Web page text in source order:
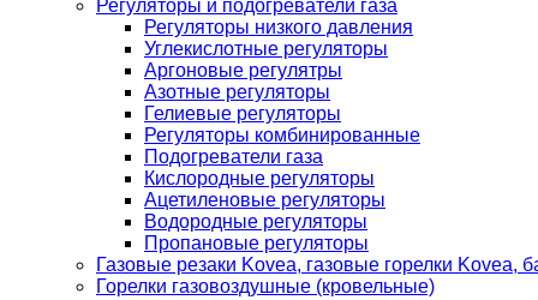
Регуляторы и подогреватели газа
Регуляторы низкого давления
Углекислотные регуляторы
Аргоновые регулятры
Азотные регуляторы
Гелиевые регуляторы
Регуляторы комбинированные
Подогреватели газа
Кислородные регуляторы
Ацетиленовые регуляторы
Водородные регуляторы
Пропановые регуляторы
Газовые резаки Kovea, газовые горелки Kovea,
Горелки газовоздушные (кровельные)